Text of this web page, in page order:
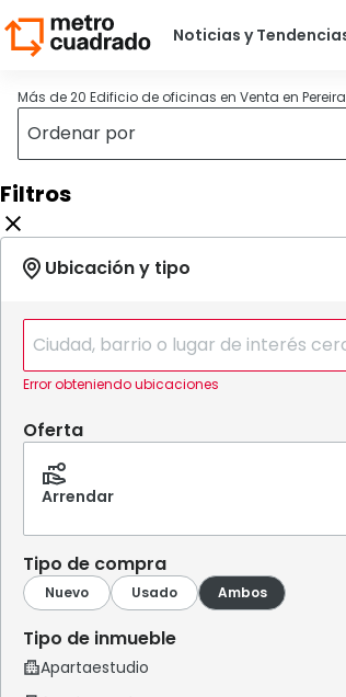
Más de 20 Edificio de oficinas en Venta en Pereira
Filtros
Error obteniendo ubicaciones
Oferta
Arrendar
Tipo de compra
Tipo de inmueble